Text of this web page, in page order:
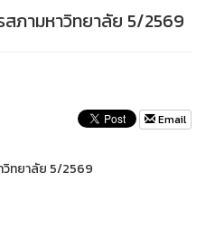
ภามหาวิทยาลัย 5/2569
Email
วิทยาลัย 5/2569